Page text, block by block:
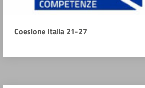
Coesione Italia 21-27